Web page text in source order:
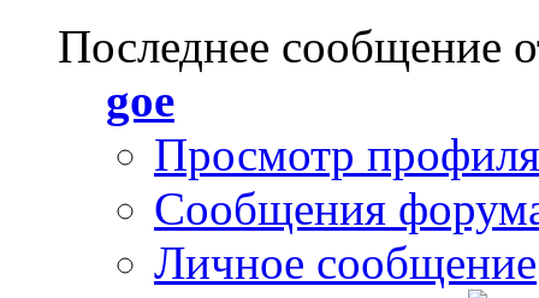
Последнее сообщение
goe
Просмотр профиля
Сообщения
Личное сообщение